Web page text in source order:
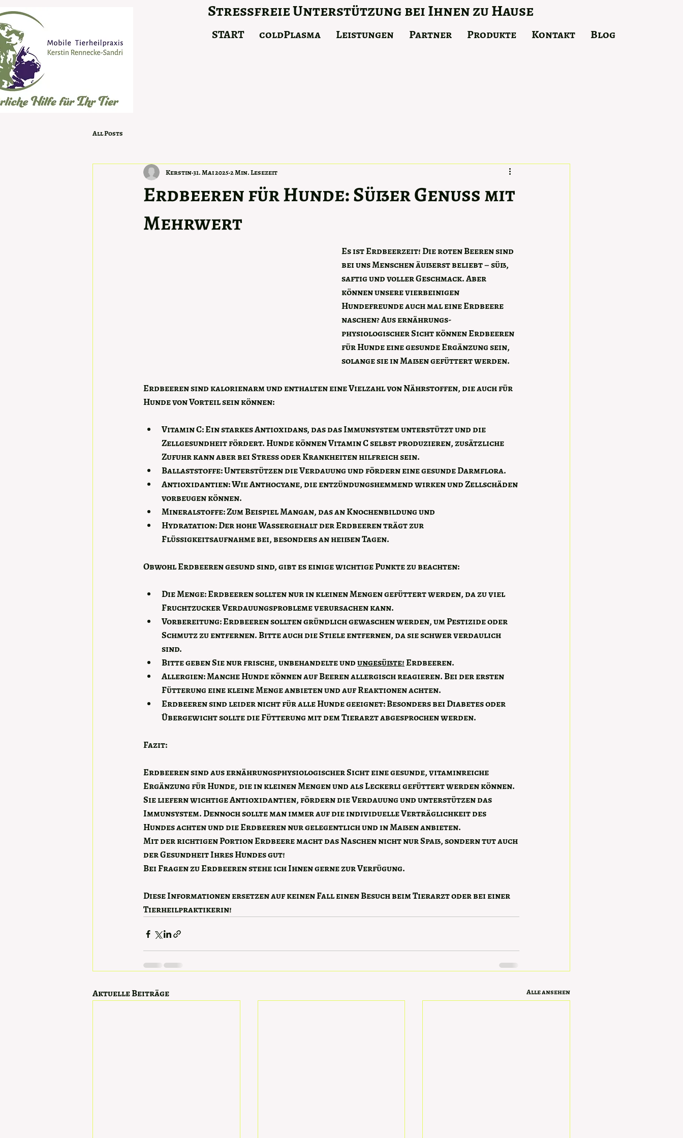
START coldPlasma Leistungen Partner Produkte Kontakt Blog
Stressfreie Unterstützung bei Ihnen zu Hause
All Posts
Erdbeeren für Hunde: Süßer Genuss mit
Mehrwert
Kerstin31. Mai 20252 Min. Lesezeit
Es ist Erdbeerzeit! Die roten Beeren sind
bei uns Menschen äußerst beliebt – süß,
saftig und voller Geschmack. Aber
können unsere vierbeinigen
Hundefreunde auch mal eine Erdbeere
naschen? Aus ernährungs-
physiologischer Sicht können Erdbeeren
für Hunde eine gesunde Ergänzung sein,
solange sie in Maßen gefüttert werden.
Erdbeeren sind kalorienarm und enthalten eine Vielzahl von Nährstoffen, die auch für
Hunde von Vorteil sein können:
Vitamin C: Ein starkes Antioxidans, das das Immunsystem unterstützt und die
Zellgesundheit fördert. Hunde können Vitamin C selbst produzieren, zusätzliche
Zufuhr kann aber bei Stress oder Krankheiten hilfreich sein.
Ballaststoffe: Unterstützen die Verdauung und fördern eine gesunde Darmflora.
Antioxidantien: Wie Anthocyane, die entzündungshemmend wirken und Zellschäden
vorbeugen können.
Mineralstoffe: Zum Beispiel Mangan, das an Knochenbildung und
Hydratation: Der hohe Wassergehalt der Erdbeeren trägt zur
Flüssigkeitsaufnahme bei, besonders an heißen Tagen.
Obwohl Erdbeeren gesund sind, gibt es einige wichtige Punkte zu beachten:
Die Menge: Erdbeeren sollten nur in kleinen Mengen gefüttert werden, da zu viel
Fruchtzucker Verdauungsprobleme verursachen kann.
Vorbereitung: Erdbeeren sollten gründlich gewaschen werden, um Pestizide oder
Schmutz zu entfernen. Bitte auch die Stiele entfernen, da sie schwer verdaulich
sind.
Bitte geben Sie nur frische, unbehandelte und ungesüßte! Erdbeeren.
Allergien: Manche Hunde können auf Beeren allergisch reagieren. Bei der ersten
Fütterung eine kleine Menge anbieten und auf Reaktionen achten.
Erdbeeren sind leider nicht für alle Hunde geeignet: Besonders bei Diabetes oder
Übergewicht sollte die Fütterung mit dem Tierarzt abgesprochen werden.
Fazit:
Erdbeeren sind aus ernährungsphysiologischer Sicht eine gesunde, vitaminreiche
Ergänzung für Hunde, die in kleinen Mengen und als Leckerli gefüttert werden können.
Sie liefern wichtige Antioxidantien, fördern die Verdauung und unterstützen das
Immunsystem. Dennoch sollte man immer auf die individuelle Verträglichkeit des
Hundes achten und die Erdbeeren nur gelegentlich und in Maßen anbieten.
Mit der richtigen Portion Erdbeere macht das Naschen nicht nur Spaß, sondern tut auch
der Gesundheit Ihres Hundes gut!
Bei Fragen zu Erdbeeren stehe ich Ihnen gerne zur Verfügung.
Diese Informationen ersetzen auf keinen Fall einen Besuch beim Tierarzt oder bei einer
Tierheilpraktikerin!
Aktuelle Beiträge Alle ansehen